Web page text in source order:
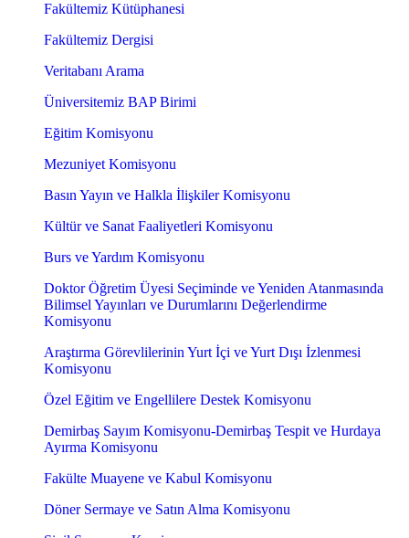
Fakültemiz Kütüphanesi
Fakültemiz Dergisi
Veritabanı Arama
Üniversitemiz BAP Birimi
Eğitim Komisyonu
Mezuniyet Komisyonu
Basın Yayın ve Halkla İlişkiler Komisyonu
Kültür ve Sanat Faaliyetleri Komisyonu
Burs ve Yardım Komisyonu
Doktor Öğretim Üyesi Seçiminde ve Yeniden Atanmasında
Bilimsel Yayınları ve Durumlarını Değerlendirme
Komisyonu
Araştırma Görevlilerinin Yurt İçi ve Yurt Dışı İzlenmesi
Komisyonu
Özel Eğitim ve Engellilere Destek Komisyonu
Demirbaş Sayım Komisyonu-Demirbaş Tespit ve Hurdaya
Ayırma Komisyonu
Fakülte Muayene ve Kabul Komisyonu
Döner Sermaye ve Satın Alma Komisyonu